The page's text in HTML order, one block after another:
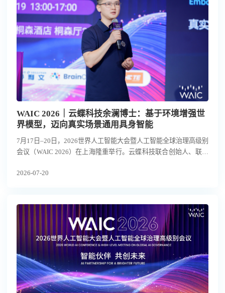
WAIC 2026｜云蝶科技余澜博士：基于环境增强世
界模型，迈向真实场景通用具身智能
7月17日–20日，2026世界人工智能大会暨人工智能全球治理高级别
会议（WAIC 2026）在上海隆重举行。云蝶科技联合创始人、联席
发表主题演讲，详细阐述了云蝶科技以环境增强的世界模型，实现
2026-07-20